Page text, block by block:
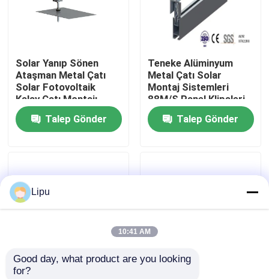
videolar
Hakkımızda
Fabrika turu
Bize Ulaşın
Solar PV Montaj Sistemleri
Solar Yanıp Sönen
Ataşman Metal Çatı
Solar Fotovoltaik
Kalay Çatı Montajı
Talep Gönder
Teneke Alüminyum
Metal Çatı Solar
Montaj Sistemleri
88M/S Panel Klipsleri
Talep Gönder
Üçgen 60m/S Metal
Lipu
10:41 AM
Good day, what product are you looking
for?